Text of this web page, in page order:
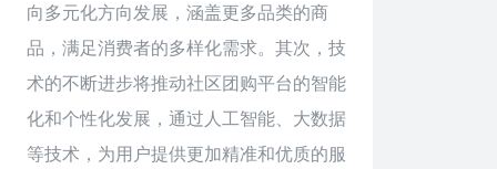
向多元化方向发展，涵盖更多品类的商
品，满足消费者的多样化需求。其次，技
术的不断进步将推动社区团购平台的智能
化和个性化发展，通过人工智能、大数据
等技术，为用户提供更加精准和优质的服